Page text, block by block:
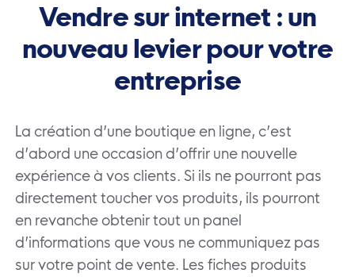
Vendre sur internet : un
nouveau levier pour votre
entreprise
La création d’une boutique en ligne, c’est
d’abord une occasion d’offrir une nouvelle
expérience à vos clients. Si ils ne pourront pas
directement toucher vos produits, ils pourront
en revanche obtenir tout un panel
d’informations que vous ne communiquez pas
sur votre point de vente. Les fiches produits